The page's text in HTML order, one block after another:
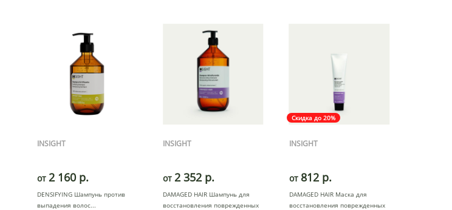
INSIGHT
от 2 160 р.
DENSIFYING Шампунь против
выпадения волос
INSIGHT
от 2 352 р.
DAMAGED HAIR Шампунь для
восстановления поврежденных
Скидка до 20%
INSIGHT
от 812 р.
DAMAGED HAIR Маска для
восстановления поврежденных